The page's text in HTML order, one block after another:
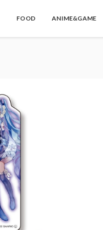
FOOD ANIME&GAME